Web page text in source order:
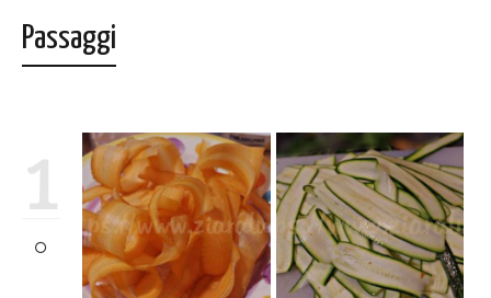
Passaggi
1